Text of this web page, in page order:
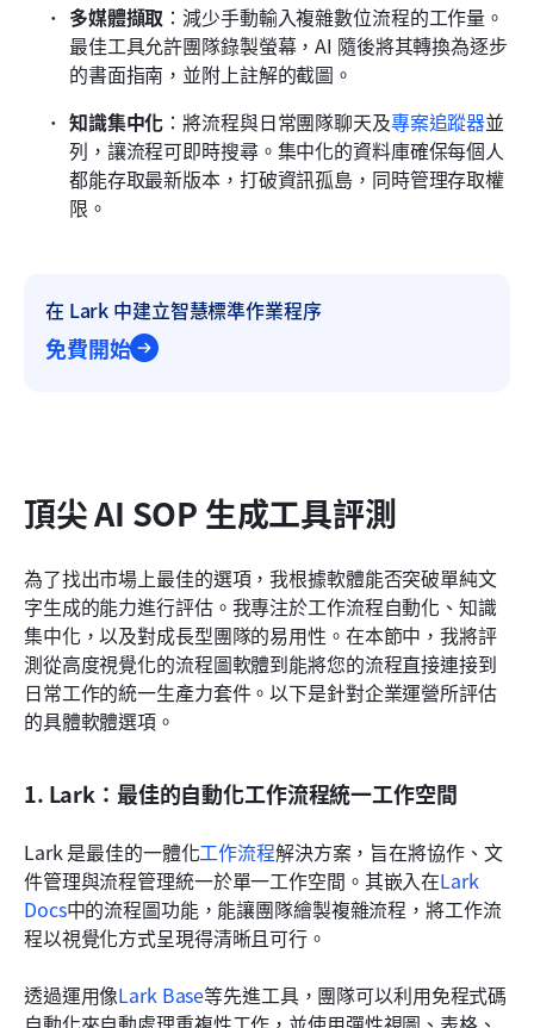
多媒體擷取 ：減少手動輸入複雜數位流程的工作量。
最佳工具允許團隊錄製螢幕，AI 隨後將其轉換為逐步
的書面指南，並附上註解的截圖。
知識集中化 ：將流程與日常團隊聊天及專案追蹤器並
列，讓流程可即時搜尋。集中化的資料庫確保每個人
都能存取最新版本，打破資訊孤島，同時管理存取權
限。
在 Lark 中建立智慧標準作業程序
免費開始
頂尖 AI SOP 生成工具評測
為了找出市場上最佳的選項，我根據軟體能否突破單純文
字生成的能力進行評估。我專注於工作流程自動化、知識
集中化，以及對成長型團隊的易用性。在本節中，我將評
測從高度視覺化的流程圖軟體到能將您的流程直接連接到
日常工作的統一生產力套件。以下是針對企業運營所評估
的具體軟體選項。
1. Lark：最佳的自動化工作流程統一工作空間
Lark 是最佳的一體化工作流程解決方案，旨在將協作、文
件管理與流程管理統一於單一工作空間。其嵌入在Lark
Docs中的流程圖功能，能讓團隊繪製複雜流程，將工作流
程以視覺化方式呈現得清晰且可行。
透過運用像Lark Base等先進工具，團隊可以利用免程式碼